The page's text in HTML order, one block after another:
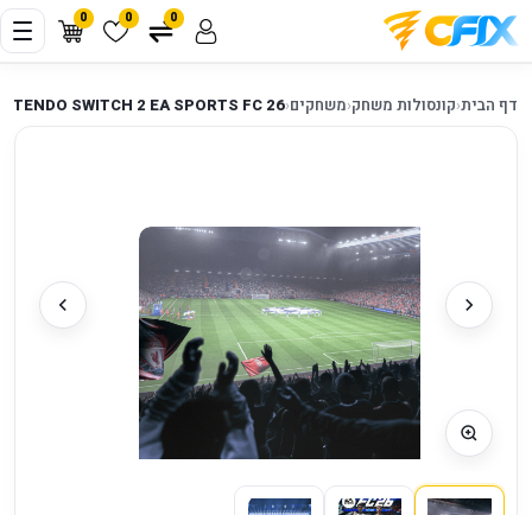
0 0 0
דף הבית‹קונסולות משחק‹משחקים‹
SWITCH 2 EA SPORTS FC 26